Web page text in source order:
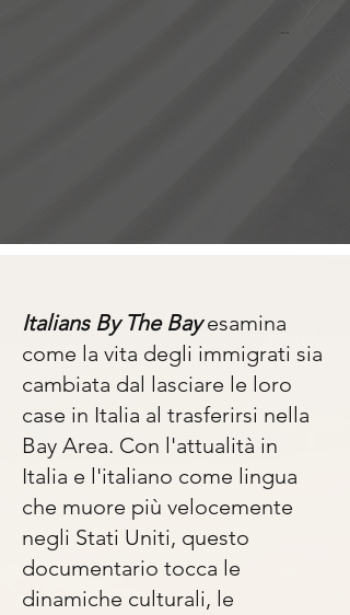
Italians By The Bayesamina
come la vita degli immigrati sia
cambiata dal lasciare le loro
case in Italia al trasferirsi nella
Bay Area. Con l'attualità in
Italia e l'italiano come lingua
che muore più velocemente
negli Stati Uniti, questo
documentario tocca le
dinamiche culturali, le